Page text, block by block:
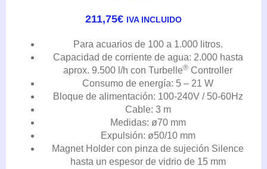
211,75€ IVA INCLUIDO
Para acuarios de 100 a 1.000 litros.
Capacidad de corriente de agua: 2.000 hasta
aprox. 9.500 l/h con Turbelle® Controller
Consumo de energía: 5 – 21 W
Bloque de alimentación: 100-240V / 50-60Hz
Cable: 3 m
Medidas: ø70 mm
Expulsión: ø50/10 mm
Magnet Holder con pinza de sujeción Silence
hasta un espesor de vidrio de 15 mm